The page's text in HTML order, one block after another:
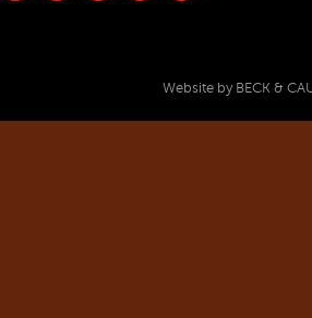
Website by BECK &